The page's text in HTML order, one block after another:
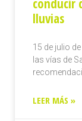
lluvias
15 de julio
las vías de
LEER MÁS »